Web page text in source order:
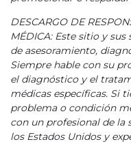
DESCARGO DE
MÉDICA: Este sitio y
de asesoramiento,
Siempre hable con su
el diagnóstico y el
médicas específicas. Si
problema o condición
con un profesional de la
los Estados Unidos y